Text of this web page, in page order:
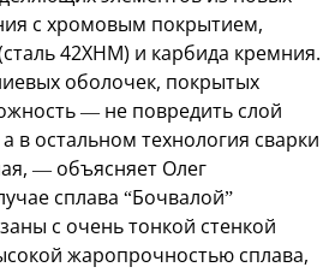
с хромовым покрытием,
42ХНМ) и карбида кремния.
оболочек, покрытых
— не повредить слой
в остальном технология сварки
— объясняет Олег
сплава “Бочвалой”
с очень тонкой стенкой
жаропрочностью сплава,